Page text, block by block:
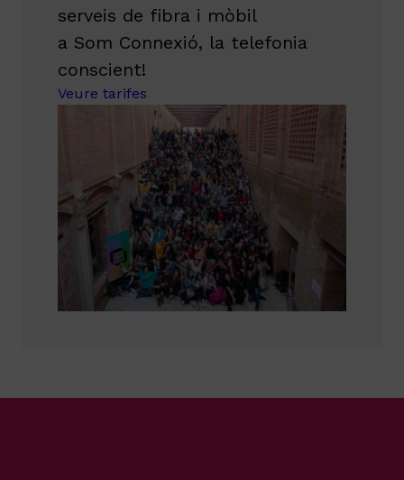
serveis de fibra i mòbil
a Som Connexió, la telefonia
conscient!
Veure tarifes